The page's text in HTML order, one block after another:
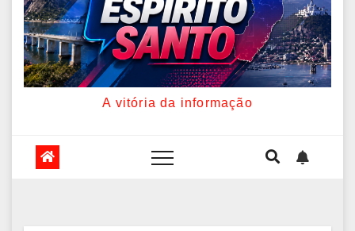
A vitória da informação